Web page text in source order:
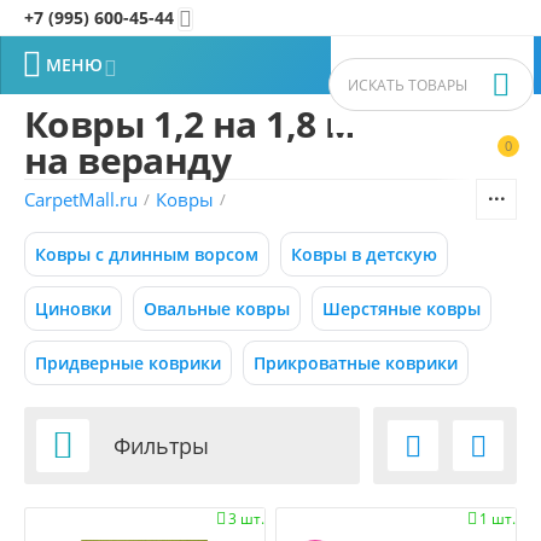
+7 (995) 600-45-44 
0


 МЕНЮ
Фильтры товаров
Р – Р
0Р 15000
0.50x0.88
Ковры 1,2 на 1,8 м
на веранду
CarpetMall.ru / Ковры /
Ковры с длинным ворсом Ковры в детскую
Циновки Овальные ковры Шерстяные ковры
Придверные коврики Прикроватные коврики
 Фильтры  
3 шт.
 1 шт.
